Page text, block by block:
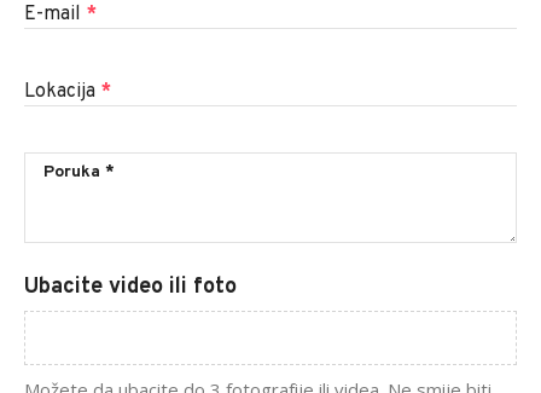
E-mail *
Lokacija *
Ubacite video ili foto